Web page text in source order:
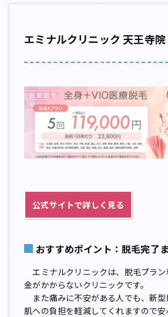
エミナルクリニック 天王寺院
公式サイトで詳しく見る
おすすめポイント：脱毛完了
エミナルクリニックは、脱毛プラ
金がかからないクリニックです。
また痛みに不安がある人でも、新型
肌への負担を軽減してくれますので安